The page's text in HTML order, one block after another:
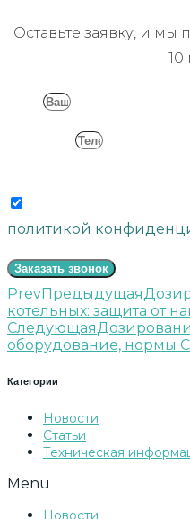
Оставьте заявку, и
10
политикой
Заказать звонок
PrevПредыдущая
котельных: защита от
Следующая
оборудование, нормы
Категории
Новости
Статьи
Техническая
Menu
Новости